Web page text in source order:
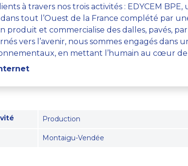
à travers nos trois activités : EDYCEM
tout l’Ouest de la France complété par
produit et commercialise des dalles, pavés,
vers l’avenir, nous sommes engagés
en mettant l’humain au cœur
Production
Montaigu-Vendée